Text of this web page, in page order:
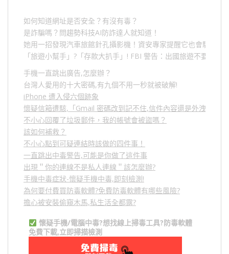
如何知道網址是否安全？有沒有毒？
是詐騙嗎？問趨勢科技AI防詐達人就知道！
她用一招發現汽車旅館針孔攝影機！資安專家提醒它也會駭人成
「旅遊小幫手」 ? 「存款大扒手」 ! FBI 警告：出國旅遊不要做的
手機一直跳出廣告,怎麼辦？
台灣人愛用的十大密碼,有九個不用一秒就被破解!
iPhone 遭入侵六個跡象
懷疑信箱遭駭,「Gmail 密碼改到記不住,信件內容還是外洩？」,
不小心回覆了垃圾郵件，我的帳號會被盜嗎？
該如何補救？
不小心點到可疑連結時該做的四件事！
一直跳出中毒警告,可能是你做了這件事
出現＂你的連線不是私人連線＂該怎麼辦?
手機中毒症狀-懷疑手機中毒,即刻檢測!
為何要付費買防毒軟體?免費防毒軟體有哪些風險?
擔心被安裝偷窺木馬,私生活全都露?
懷疑手機/電腦中毒?想找線上掃毒工具?防毒軟體
免費下載,立即掃描檢測